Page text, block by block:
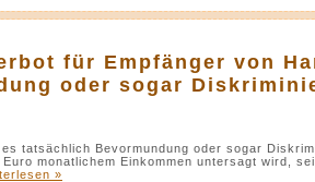
für Empfänger von
oder sogar
tatsächlich Bevormundung oder sogar
Euro monatlichem Einkommen untersagt wird,
»